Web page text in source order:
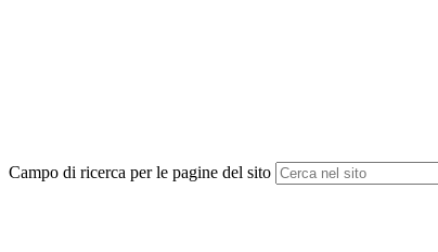
Campo di ricerca per le pagine del sito